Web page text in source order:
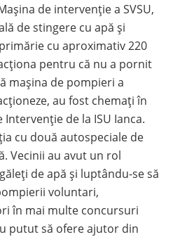
de intervenție a SVSU,
de stingere cu apă și
cu aproximativ 220
pentru că nu a pornit
mașina de pompieri a
au fost chemați în
de la ISU Ianca.
cu două autospeciale de
Vecinii au avut un rol
de apă și luptându-se să
voluntari,
în mai multe concursuri
putut să ofere ajutor din